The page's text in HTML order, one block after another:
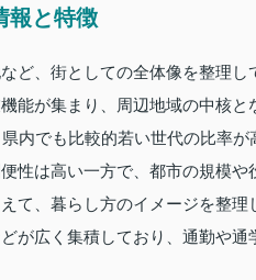
報と特徴
ど、街としての全体像を整理し
能が集まり、周辺地域の中核と
内でも比較的若い世代の比率が
性は高い一方で、都市の規模や
て、暮らし方のイメージを整理
が広く集積しており、通勤や